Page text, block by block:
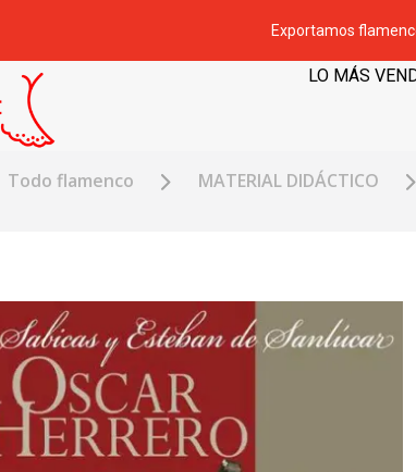
Exportamos
LO MÁS
Todo flamenco MATERIAL DIDÁCTICO